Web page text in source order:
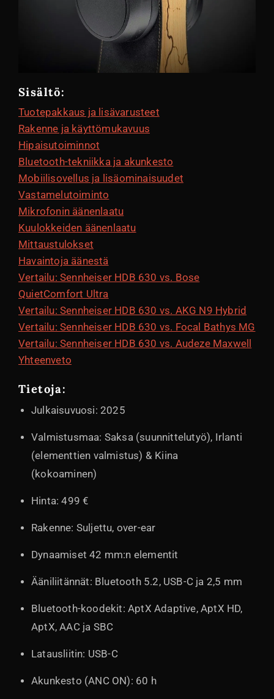
Sisältö:
Tuotepakkaus ja lisävarusteet
Rakenne ja käyttömukavuus
Hipaisutoiminnot
Bluetooth-tekniikka ja akunkesto
Mobiilisovellus ja lisäominaisuudet
Vastamelutoiminto
Mikrofonin äänenlaatu
Kuulokkeiden äänenlaatu
Mittaustulokset
Havaintoja äänestä
Vertailu: Sennheiser HDB 630 vs. Bose
QuietComfort Ultra
Vertailu: Sennheiser HDB 630 vs. AKG N9 Hybrid
Vertailu: Sennheiser HDB 630 vs. Focal Bathys MG
Vertailu: Sennheiser HDB 630 vs. Audeze Maxwell
Yhteenveto
Tietoja:
Julkaisuvuosi: 2025
Valmistusmaa: Saksa (suunnittelutyö), Irlanti
(elementtien valmistus) & Kiina
(kokoaminen)
Hinta: 499 €
Rakenne: Suljettu, over-ear
Dynaamiset 42 mm:n elementit
Ääniliitännät: Bluetooth 5.2, USB-C ja 2,5 mm
Bluetooth-koodekit: AptX Adaptive, AptX HD,
AptX, AAC ja SBC
Latausliitin: USB-C
Akunkesto (ANC ON): 60 h